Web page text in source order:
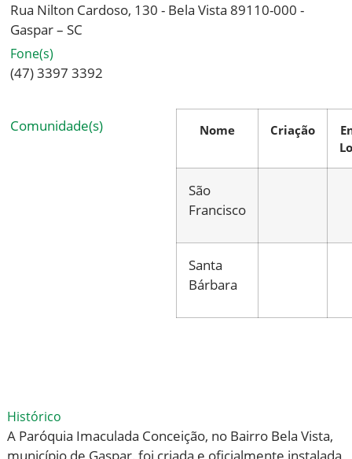
Rua Nilton Cardoso, 130 - Bela Vista 89110-000 -
Gaspar – SC
Fone(s)
(47) 3397 3392
Comunidade(s) Nome Criação
São
Francisco
Santa
Bárbara
Histórico
A Paróquia Imaculada Conceição, no Bairro Bela Vista,